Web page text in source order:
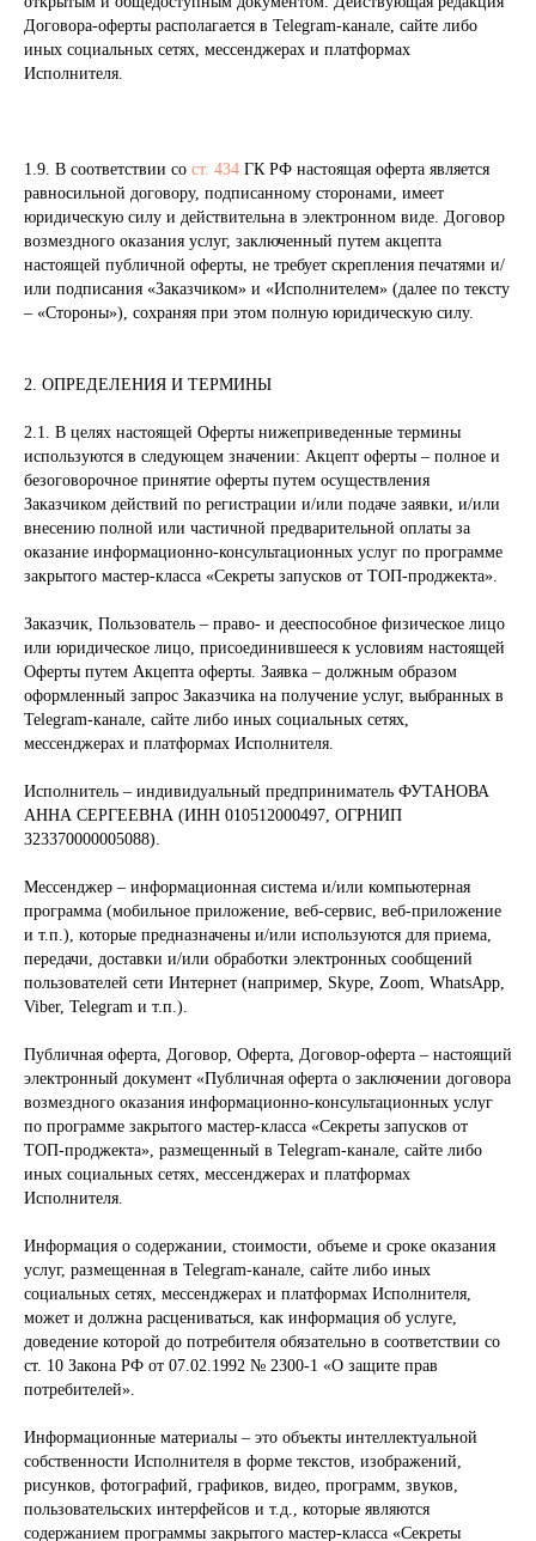
Договора-оферты располагается в Telegram-канале, сайте либо
иных социальных сетях, мессенджерах и платформах
Исполнителя.
1.9. В соответствии со ст. 434 ГК РФ настоящая оферта является
равносильной договору, подписанному сторонами, имеет
юридическую силу и действительна в электронном виде. Договор
возмездного оказания услуг, заключенный путем акцепта
настоящей публичной оферты, не требует скрепления печатями и/
или подписания «Заказчиком» и «Исполнителем» (далее по тексту
– «Стороны»), сохраняя при этом полную юридическую силу.
2. ОПРЕДЕЛЕНИЯ И ТЕРМИНЫ
2.1. В целях настоящей Оферты нижеприведенные термины
используются в следующем значении: Акцепт оферты – полное и
безоговорочное принятие оферты путем осуществления
Заказчиком действий по регистрации и/или подаче заявки, и/или
внесению полной или частичной предварительной оплаты за
оказание информационно-консультационных услуг по программе
закрытого мастер-класса «Секреты запусков от ТОП-проджекта».
Заказчик, Пользователь – право- и дееспособное физическое лицо
или юридическое лицо, присоединившееся к условиям настоящей
Оферты путем Акцепта оферты. Заявка – должным образом
оформленный запрос Заказчика на получение услуг, выбранных в
Telegram-канале, сайте либо иных социальных сетях,
мессенджерах и платформах Исполнителя.
Исполнитель – индивидуальный предприниматель ФУТАНОВА
АННА СЕРГЕЕВНА (ИНН 010512000497, ОГРНИП
323370000005088).
Мессенджер – информационная система и/или компьютерная
программа (мобильное приложение, веб-сервис, веб-приложение
и т.п.), которые предназначены и/или используются для приема,
передачи, доставки и/или обработки электронных сообщений
пользователей сети Интернет (например, Skype, Zoom, WhatsApp,
Viber, Telegram и т.п.).
Публичная оферта, Договор, Оферта, Договор-оферта – настоящий
электронный документ «Публичная оферта о заключении договора
возмездного оказания информационно-консультационных услуг
по программе закрытого мастер-класса «Секреты запусков от
ТОП-проджекта», размещенный в Telegram-канале, сайте либо
иных социальных сетях, мессенджерах и платформах
Исполнителя.
Информация о содержании, стоимости, объеме и сроке оказания
услуг, размещенная в Telegram-канале, сайте либо иных
социальных сетях, мессенджерах и платформах Исполнителя,
может и должна расцениваться, как информация об услуге,
доведение которой до потребителя обязательно в соответствии со
ст. 10 Закона РФ от 07.02.1992 № 2300-1 «О защите прав
потребителей».
Информационные материалы – это объекты интеллектуальной
собственности Исполнителя в форме текстов, изображений,
рисунков, фотографий, графиков, видео, программ, звуков,
пользовательских интерфейсов и т.д., которые являются
содержанием программы закрытого мастер-класса «Секреты